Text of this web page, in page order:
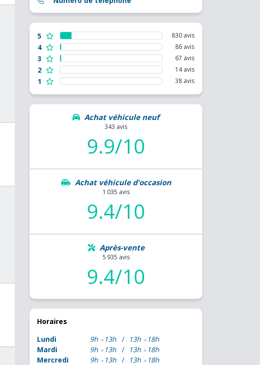
5 830 avis
4 86 avis
3 67 avis
2 14 avis
1 38 avis
Achat véhicule neuf
343 avis
9.9/10
Achat véhicule d'occasion
1 035 avis
9.4/10
Après-vente
5 935 avis
9.4/10
Horaires
Lundi
9h 13h 13h
18h
Mardi
9h 13h 13h
18h
Mercredi
9h 13h 13h
18h